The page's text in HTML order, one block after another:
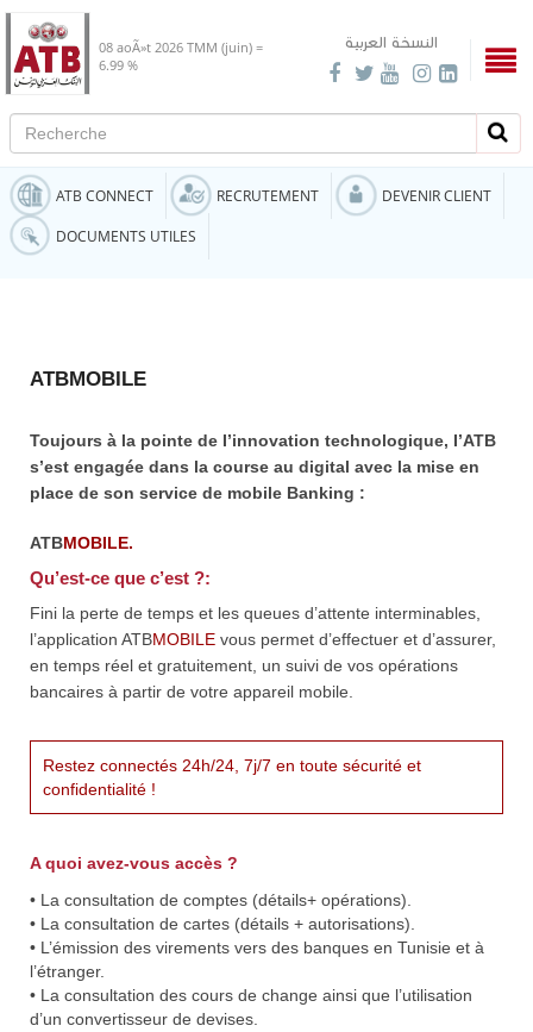
النسخة العربية 08 aoÃ»t 2026 TMM (juin) =
6.99 %
Recherche
ATB CONNECT RECRUTEMENT
DEVENIR CLIENT
DOCUMENTS UTILES
ATBMOBILE
Toujours à la pointe de I’innovation technologique, I’ATB
s’est engagée dans la course au digital avec la mise en
place de son service de mobile Banking :
ATBMOBILE.
Qu’est-ce que c’est ?:
Fini la perte de temps et les queues d’attente interminables,
l’application ATBMOBILE vous permet d’effectuer et d’assurer,
en temps réel et gratuitement, un suivi de vos opérations
bancaires à partir de votre appareil mobile.
Restez connectés 24h/24, 7j/7 en toute sécurité et
confidentialité !
A quoi avez-vous accès ?
• La consultation de comptes (détails+ opérations).
• La consultation de cartes (détails + autorisations).
• L’émission des virements vers des banques en Tunisie et à
l’étranger.
• La consultation des cours de change ainsi que l’utilisation
d’un convertisseur de devises.